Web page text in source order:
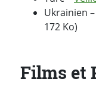
Ukrainien –
172 Ko)
Films et